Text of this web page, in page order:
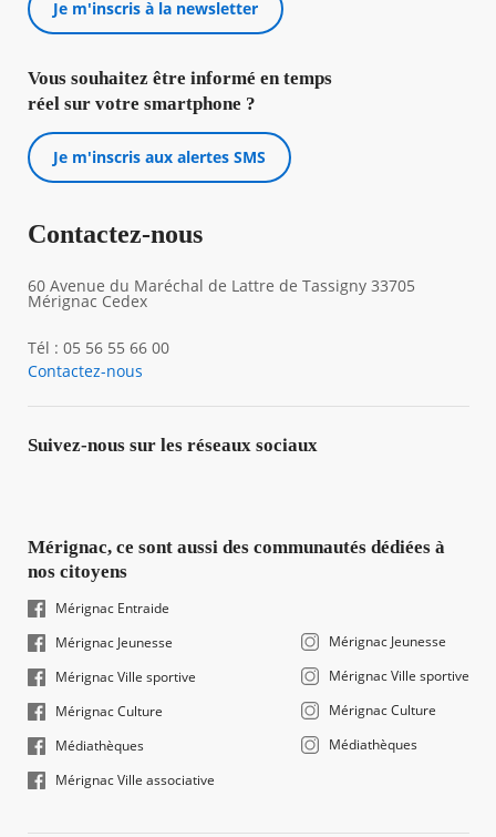
Je m'inscris à la newsletter
Vous souhaitez être informé en temps
réel sur votre smartphone ?
Je m'inscris aux alertes SMS
Contactez-nous
60 Avenue du Maréchal de Lattre de Tassigny 33705
Mérignac Cedex
Tél : 05 56 55 66 00
Contactez-nous
Suivez-nous sur les réseaux sociaux
Mérignac, ce sont aussi des communautés dédiées à
nos citoyens
Mérignac Entraide
Mérignac Jeunesse
Mérignac Ville sportive
Mérignac Culture
Médiathèques
Mérignac Ville associative
Mérignac Jeunesse
Mérignac Ville sportive
Mérignac Culture
Médiathèques